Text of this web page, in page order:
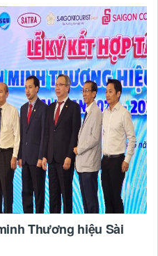
Thương hiệu Sài